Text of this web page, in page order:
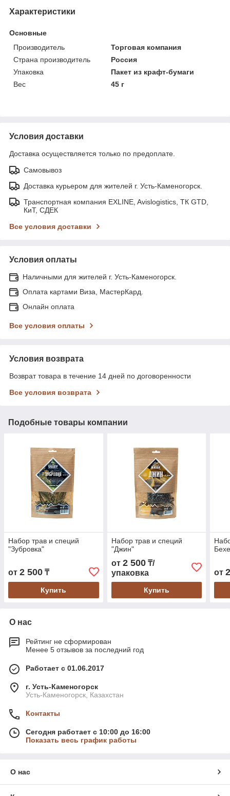
Характеристики
Основные
Производитель
Торговая компания
Страна производитель
Россия
Упаковка
Пакет из крафт-бумаги
Вес
45 г
Условия доставки
Доставка осуществляется только по предоплате.
Самовывоз
Доставка курьером для жителей г. Усть-Каменогорск.
Транспортная компания EXLINE, Avislogistics, ТК GTD,
КиТ, СДЕК
Все условия доставки
Условия оплаты
Наличными для жителей г. Усть-Каменогорск.
Оплата картами Виза, МастерКард.
Онлайн оплата
Все условия оплаты
Условия возврата
Возврат товара в течение 14 дней по договоренности
Все условия возврата
Подобные товары компании
Набор трав и специй
"Зубровка"
от 2 500 ₸
Купить
Набор трав и специй
"Джин"
от 2 500₸/
упаковка
Купить
от
О нас
Рейтинг не сформирован
Менее 5 отзывов за последний год
Работает с 01.06.2017
г. Усть-Каменогорск
Усть-Каменогорск, Казахстан
Контакты
Сегодня работает с 10:00 до 16:00
Показать весь график работы
О нас